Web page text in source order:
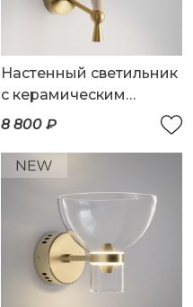
Настенный светильник
с керамическим
декором
8 800 ₽